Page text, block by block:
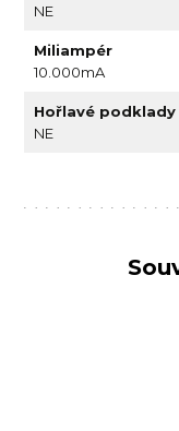
NE
Miliampér
10.000mA
Hořlavé podklady
NE